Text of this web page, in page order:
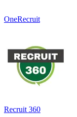
OneRecruit
Recruit 360